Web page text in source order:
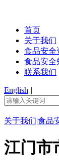
首页
关于我们
食品安全
食品安全
联系我们
English |
关于我们|食品
江门市